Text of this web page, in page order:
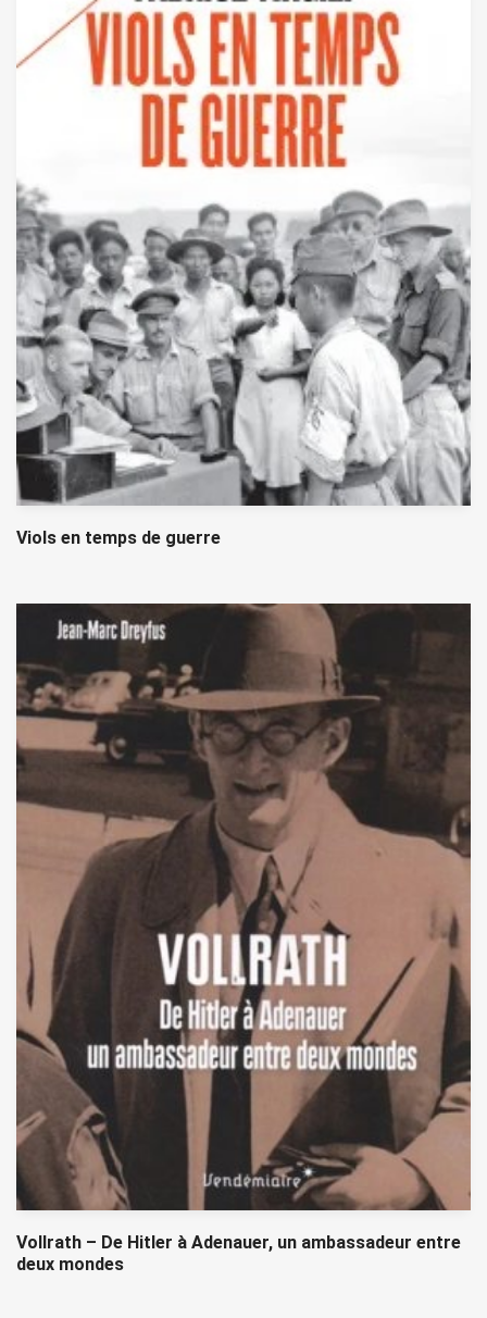
Viols en temps de guerre
Vollrath – De Hitler à Adenauer, un ambassadeur entre
deux mondes